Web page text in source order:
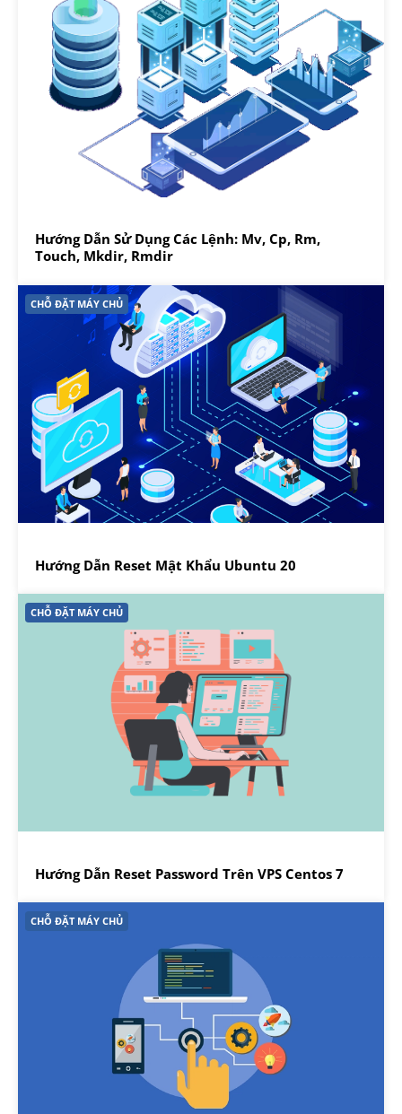
Hướng Dẫn Sử Dụng Các Lệnh: Mv, Cp, Rm,
Touch, Mkdir, Rmdir
CHỖ ĐẶT MÁY CHỦ
Hướng Dẫn Reset Mật Khẩu Ubuntu 20
CHỖ ĐẶT MÁY CHỦ
Hướng Dẫn Reset Password Trên VPS Centos 7
CHỖ ĐẶT MÁY CHỦ